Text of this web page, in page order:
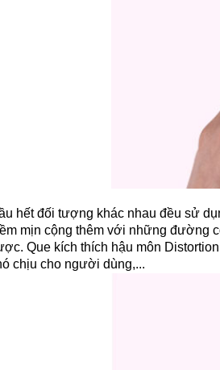
hết đối tượng khác nhau đều sử
mịn cộng thêm với những đường
Que kích thích hậu môn
chịu cho người dùng,...